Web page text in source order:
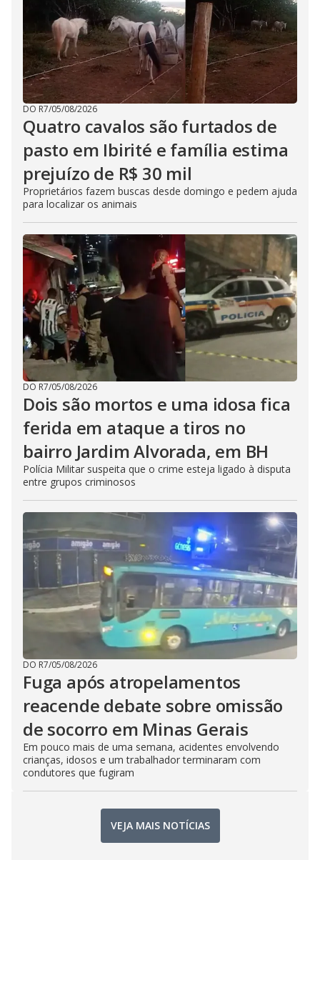
DO R7/05/08/2026
Quatro cavalos são furtados de
pasto em Ibirité e família estima
prejuízo de R$ 30 mil
Proprietários fazem buscas desde domingo e pedem ajuda
para localizar os animais
DO R7/05/08/2026
Dois são mortos e uma idosa fica
ferida em ataque a tiros no
bairro Jardim Alvorada, em BH
Polícia Militar suspeita que o crime esteja ligado à disputa
entre grupos criminosos
DO R7/05/08/2026
Fuga após atropelamentos
reacende debate sobre omissão
de socorro em Minas Gerais
Em pouco mais de uma semana, acidentes envolvendo
crianças, idosos e um trabalhador terminaram com
condutores que fugiram
VEJA MAIS NOTÍCIAS